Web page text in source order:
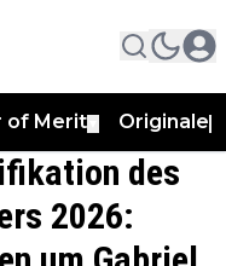
of Merit Originale
des
2026: